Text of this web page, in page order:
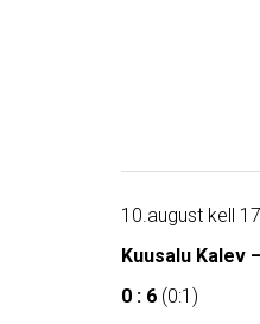
10.august kell
Kuusalu Kalev
0 : 6 (0:1)